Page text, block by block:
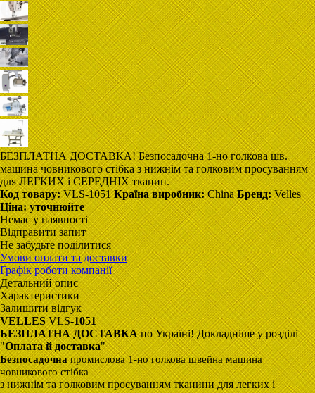
БЕЗПЛАТНА ДОСТАВКА! Безпосадочна 1-но голкова шв.
машина човникового стібка з нижнім та голковим просуванням
для ЛЕГКИХ і СЕРЕДНІХ тканин.
Код товару:VLS-1051 Країна виробник:Сhina Бренд:Velles
Ціна:уточнюйте
Немає у наявності
Відправити запит
Не забудьте поділитися
Умови оплати та доставки
Графік роботи компанії
Детальний опис
Характеристики
Залишити відгук
VELLESVLS-1051
БЕЗПЛАТНА ДОСТАВКАпо Україні! Докладніше у розділі
"Оплата й доставка"
Безпосадочнапромислова 1-но голкова швейна машина
човникового стібка
з нижнім та голковим просуванням тканини для легких і